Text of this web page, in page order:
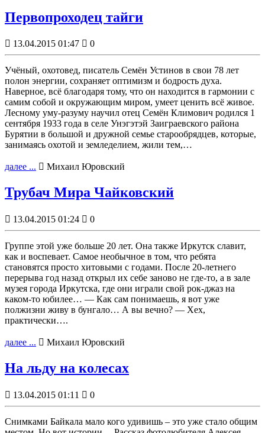
Первопроходец тайги
 13.04.2015 01:47  0
Учёный, охотовед, писатель Семён Устинов в свои 78 лет
полон энергии, сохраняет оптимизм и бодрость духа.
Наверное, всё благодаря тому, что он находится в гармонии с
самим собой и окружающим миром, умеет ценить всё живое.
Лесному уму-разуму научил отец Семён Климович родился 1
сентября 1933 года в селе Унэгэтэй Заиграевского района
Бурятии в большой и дружной семье старообрядцев, которые,
занимаясь охотой и земледелием, жили тем,…
далее ...  Михаил Юровский
Трубач Мира Чайковский
 13.04.2015 01:24  0
Группе этой уже больше 20 лет. Она также Иркутск славит,
как и воспевает. Самое необычное в том, что ребята
становятся просто хитовыми с годами. После 20-летнего
перерыва год назад открыл их себе заново не где-то, а в зале
музея города Иркутска, где они играли свой рок-джаз на
каком-то юбилее… — Как сам понимаешь, я вот уже
полжизни живу в бунгало… А вы вечно? — Хех,
практически….
далее ...  Михаил Юровский
На льду на колесах
 13.04.2015 01:11  0
Снимками Байкала мало кого удивишь – это уже стало общим